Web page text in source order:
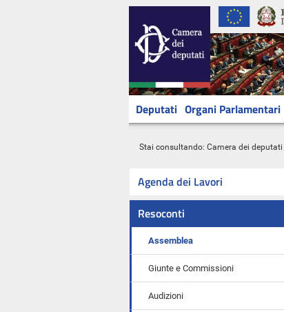
Deputati Organi Parlamentari
Stai consultando: Camera dei deputati
Agenda dei Lavori
Resoconti
Assemblea
Giunte e Commissioni
Audizioni